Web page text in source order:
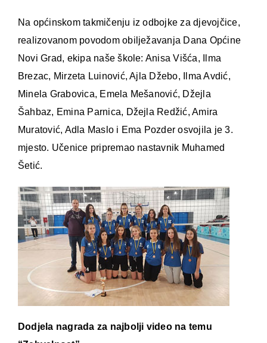
Na općinskom takmičenju iz odbojke za djevojčice,
realizovanom povodom obilježavanja Dana Općine
Novi Grad, ekipa naše škole: Anisa Višća, Ilma
Brezac, Mirzeta Luinović, Ajla Džebo, Ilma Avdić,
Minela Grabovica, Emela Mešanović, Džejla
Šahbaz, Emina Parnica, Džejla Redžić, Amira
Muratović, Adla Maslo i Ema Pozder osvojila je 3.
mjesto. Učenice pripremao nastavnik Muhamed
Šetić.
Dodjela nagrada za najbolji video na temu